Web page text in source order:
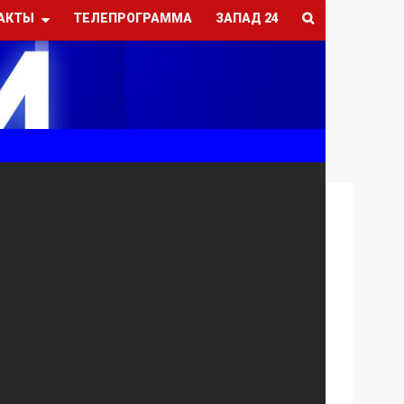
ТЕЛЕПРОГРАММА ЗАПАД 24